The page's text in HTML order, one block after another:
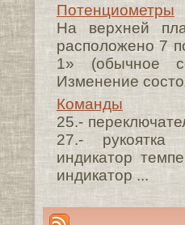
Потенциометры
На верхней
расположено 7
1» (обычное
Изменение
Команды
25.-
27.- рукоятка
индикатор
индикатор ...